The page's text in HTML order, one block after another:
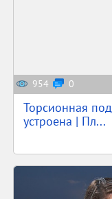
954 0
Торсионная
устроена | Пл...